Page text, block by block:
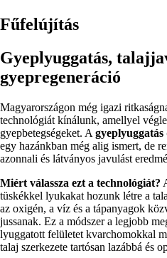
Fűfelújítás
Gyeplyuggatás,
gyepregeneráció
Magyarországon még igazi
technológiát kínálunk, amellyel
gyepbetegségeket. A gyeplyuggatás
egy hazánkban még alig ismert, de
azonnali és látványos javulást
Miért válassza ezt a technológiát?
tüskékkel lyukakat hozunk létre a
az oxigén, a víz és a tápanyagok
jussanak. Ez a módszer a legjobb
lyuggatott felületet kvarchomokkal
talaj szerkezete tartósan lazábbá és